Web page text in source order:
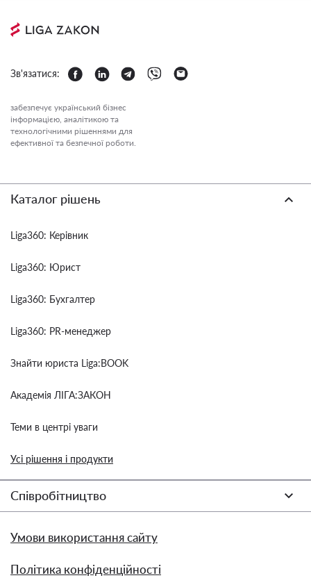
Зв'язатися:
забезпечує український бізнес
інформацією, аналітикою та
технологічними рішеннями для
ефективної та безпечної роботи.
Каталог рішень
Liga360: Керівник
Liga360: Юрист
Liga360: Бухгалтер
Liga360: PR-менеджер
Знайти юриста Liga:BOOK
Академія ЛІГА:ЗАКОН
Теми в центрі уваги
Усі рішення і продукти
Співробітництво
Умови використання сайту
Політика конфіденційності